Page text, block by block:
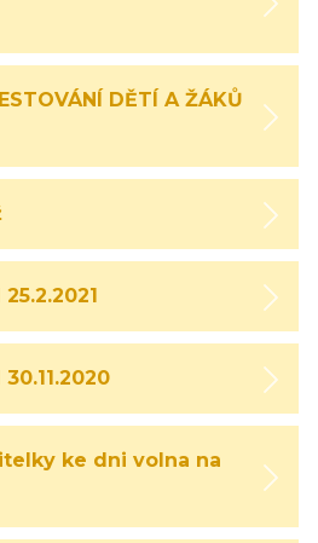
DĚTÍ A ŽÁKŮ
ke dni volna na